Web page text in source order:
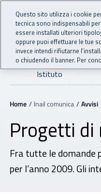
Vai al menu principale
Vai al contenuto principale
INAIL -
Navigazione
Istituto
Navigazione - Ti trovi in:
Home Inail comunica Avvisi
Progetti di
Fra tutte le domande
per l’anno 2009. Gli
Questo sito utilizza i cookie
tecnica sono indispensabili
essere installati ulteriori
oppure puoi effettuare le tue
invece intendi rifiutarne
o chiudendo il banner. Per